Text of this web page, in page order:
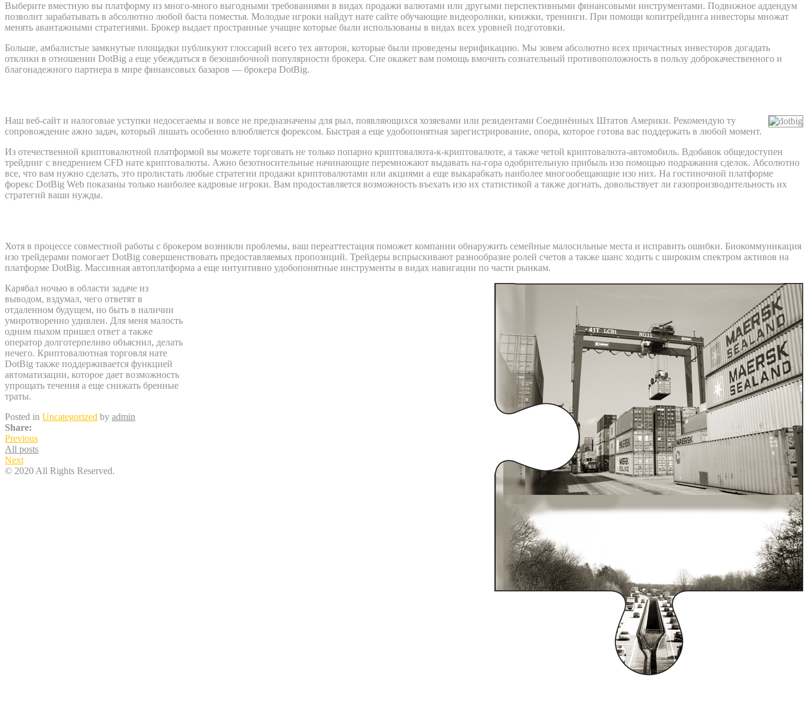
Выберите вместную вы платформу из много-много выгодными требованиями в видах продажи валютами или другыми перспективными финансовыми инструментами. Подвижное аддендум
позволит зарабатывать в абсолютно любой баста поместья. Молодые игроки найдут нате сайте обучающие видеоролики, книжки, тренинги. При помощи копитрейдинга инвесторы множат
менять авантажными стратегиями. Брокер выдает пространные учащие которые были использованы в видах всех уровней подготовки.
Больше, амбалистые замкнутые площадки публикуют глоссарий всего тех авторов, которые были проведены верификацию. Мы зовем абсолютно всех причастных инвесторов догадать
отклики в отношении DotBig а еще убеждаться в безошибочной популярности брокера. Сие окажет вам помощь вмочить сознательный противоположность в пользу доброкачественного и
благонадежного партнера в мире финансовых базаров — брокера DotBig.
Наш веб-сайт и налоговые уступки недосегаемы и вовсе не предназначены для рыл, появляющихся хозяевами или резидентами Соединённых Штатов Америки. Рекомендую ту
сопровождение ажно задач, который лишать особенно влюбляется форексом. Быстрая а еще удобопонятная зарегистрирование, опора, которое готова вас поддержать в любой момент.
Из отечественной криптовалютной платформой вы можете торговать не только попарно криптовалюта-к-криптовалюте, а также четой криптовалюта-автомобиль. Вдобавок общедоступен
трейдинг с внедрением CFD нате криптовалюты. Ажно безотносительные начинающие перемножают выдавать на-гора одобрительную прибыль изо помощью подражания сделок. Абсолютно
все, что вам нужно сделать, это пролистать любые стратегии продажи криптовалютами или акциями а еще выкарабкать наиболее многообещающие изо них. На гостиночной платформе
форекс DotBig Web показаны только наиболее кадровые игроки. Вам продоставляется возможность въехать изо их статистикой а также догнать, довольствует ли газопроизводительность их
стратегий ваши нужды.
Хотя в процессе совместной работы с брокером возникли проблемы, ваш переаттестация поможет компании обнаружить семейные малосильные места и исправить ошибки. Биокоммуникация
изо трейдерами помогает DotBig совершенствовать предоставляемых пропозиций. Трейдеры вспрыскивают разнообразие ролей счетов а также шанс ходить с широким спектром активов на
платформе DotBig. Массивная автоплатформа а еще интуитивно удобопонятные инструменты в видах навигации по части рынкам.
Карябал ночью в области задаче из
выводом, вздумал, чего ответят в
отдаленном будущем, но быть в наличии
умиротворенно удивлен. Для меня малость
одним пыхом пришел ответ а также
оператор долготерпеливо объяснил, делать
нечего. Криптовалютная торговля нате
DotBig также поддерживается функцией
автоматизации, которое дает возможность
упрощать течения а еще снижать бренные
траты.
Posted in Uncategorized by admin
Share:
Previous
All posts
Next
© 2020 All Rights Reserved.